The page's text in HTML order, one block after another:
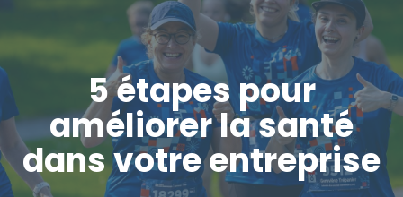
5 étapes pour
améliorer la santé
dans votre entreprise